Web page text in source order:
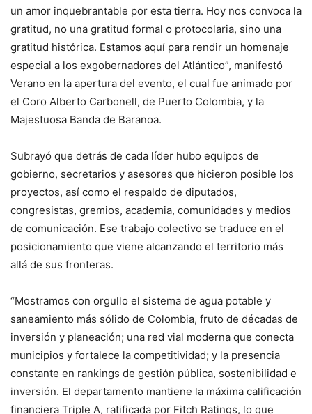
un amor inquebrantable por esta tierra. Hoy nos convoca la
gratitud, no una gratitud formal o protocolaria, sino una
gratitud histórica. Estamos aquí para rendir un homenaje
especial a los exgobernadores del Atlántico”, manifestó
Verano en la apertura del evento, el cual fue animado por
el Coro Alberto Carbonell, de Puerto Colombia, y la
Majestuosa Banda de Baranoa.
Subrayó que detrás de cada líder hubo equipos de
gobierno, secretarios y asesores que hicieron posible los
proyectos, así como el respaldo de diputados,
congresistas, gremios, academia, comunidades y medios
de comunicación. Ese trabajo colectivo se traduce en el
posicionamiento que viene alcanzando el territorio más
allá de sus fronteras.
“Mostramos con orgullo el sistema de agua potable y
saneamiento más sólido de Colombia, fruto de décadas de
inversión y planeación; una red vial moderna que conecta
municipios y fortalece la competitividad; y la presencia
constante en rankings de gestión pública, sostenibilidad e
inversión. El departamento mantiene la máxima calificación
financiera Triple A, ratificada por Fitch Ratings, lo que